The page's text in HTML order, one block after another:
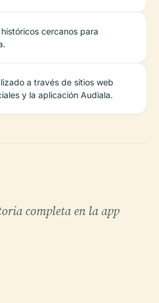
cercanos para
a través de sitios web
y la aplicación Audiala.
completa en la app